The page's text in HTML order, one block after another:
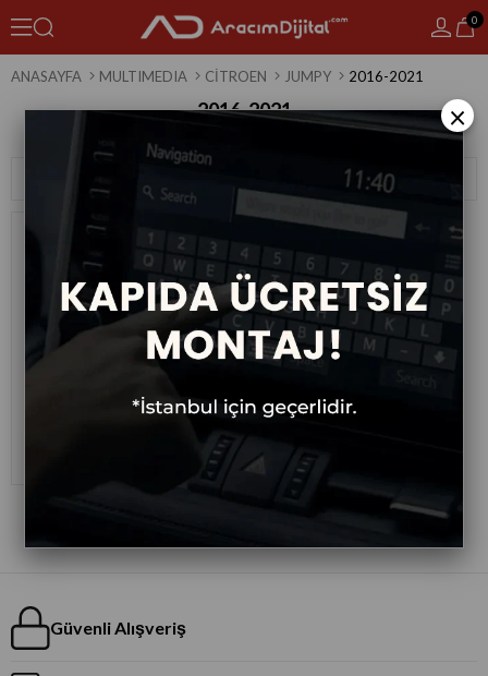
0
ANASAYFA MULTIMEDIA CITROEN JUMPY 2016-2021
2016-2021
Filtreleme
Citroen Jumpy Android Multimedya
Güvenli Alışveriş
×